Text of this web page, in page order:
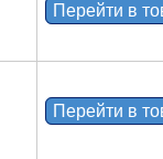
Перейти в
Перейти в